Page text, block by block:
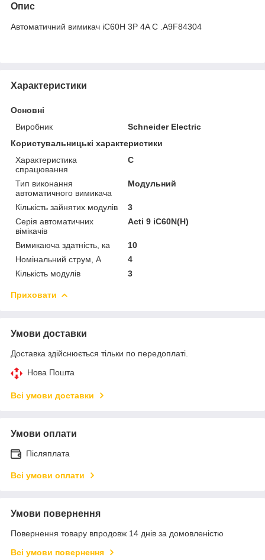
Опис
Автоматичний вимикач iC60H 3P 4A C .A9F84304
Характеристики
Основні
Виробник
Schneider Electric
Користувальницькі характеристики
Характеристика
спрацювання
C
Тип виконання
автоматичного вимикача
Модульний
Кількість зайнятих модулів
3
Серія автоматичних
вімікачів
Acti 9 iC60N(H)
Вимикаюча здатність, ка
10
Номінальний струм, A
4
Кількість модулів
3
Приховати
Умови доставки
Доставка здійснюється тільки по передоплаті.
Нова Пошта
Всі умови доставки
Умови оплати
Післяплата
Всі умови оплати
Умови повернення
Повернення товару впродовж 14 днів за домовленістю
Всі умови повернення